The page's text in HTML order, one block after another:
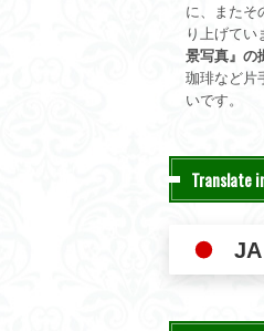
に、またそ
り上げてい
景写真』の
珈琲など片
いです。
Translate
JA